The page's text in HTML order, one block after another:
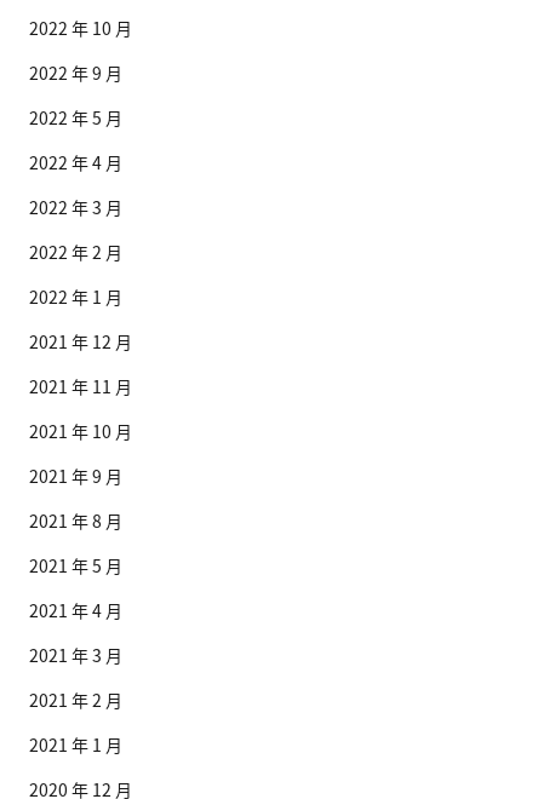
2022 年 10 月
2022 年 9 月
2022 年 5 月
2022 年 4 月
2022 年 3 月
2022 年 2 月
2022 年 1 月
2021 年 12 月
2021 年 11 月
2021 年 10 月
2021 年 9 月
2021 年 8 月
2021 年 5 月
2021 年 4 月
2021 年 3 月
2021 年 2 月
2021 年 1 月
2020 年 12 月